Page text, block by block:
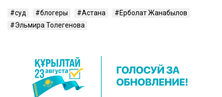
суд блогеры Астана
Ерболат Жанабылов
Эльмира Толегенова